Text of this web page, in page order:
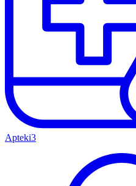
Apteki3